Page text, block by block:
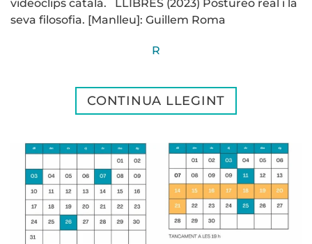
videoclips català. LLIBRES (2023) Postureo real i la
seva filosofia. [Manlleu]: Guillem Roma
R
CONTINUA LLEGINT